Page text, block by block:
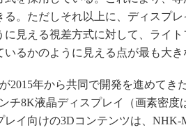
る。ただしそれ以上に、ディスプ
に見える視差方式に対して、ライ
いるかのように見える点が最も大き
2015年から共同で開発を進めてき
チ8K液晶ディスプレイ（画素密度
レイ向けの3Dコンテンツは、